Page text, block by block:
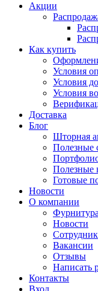
Акции
Как купить
Условия
Условия
Условия
Доставка
Блог
Шторная
Полезные
Полезные
Готовые
Новости
О компании
Новости
Вакансии
Отзывы
Написать
Контакты
Вход